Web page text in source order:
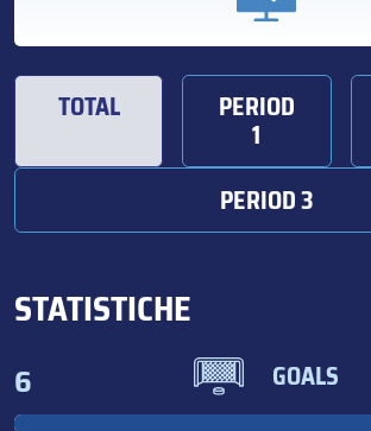
TOTAL PERIOD
1
PERIOD 3
STATISTICHE
6 GOALS